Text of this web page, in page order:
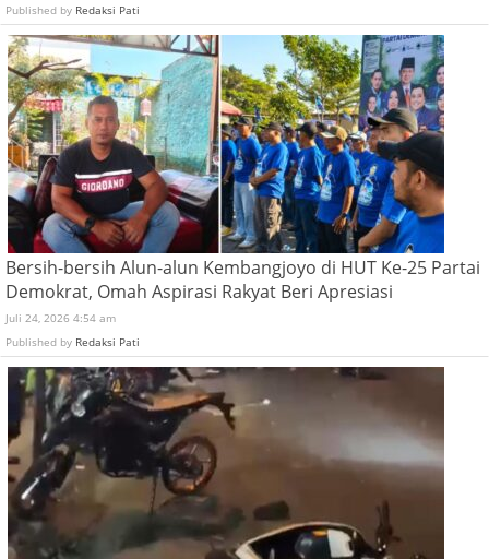
Published by Redaksi Pati
Bersih-bersih Alun-alun Kembangjoyo di HUT Ke-25 Partai
Demokrat, Omah Aspirasi Rakyat Beri Apresiasi
Juli 24, 2026 4:54 am
Published by Redaksi Pati